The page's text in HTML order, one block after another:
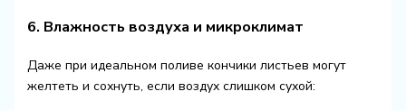
6. Влажность воздуха и микроклимат
Даже при идеальном поливе кончики листьев могут
желтеть и сохнуть, если воздух слишком сухой: